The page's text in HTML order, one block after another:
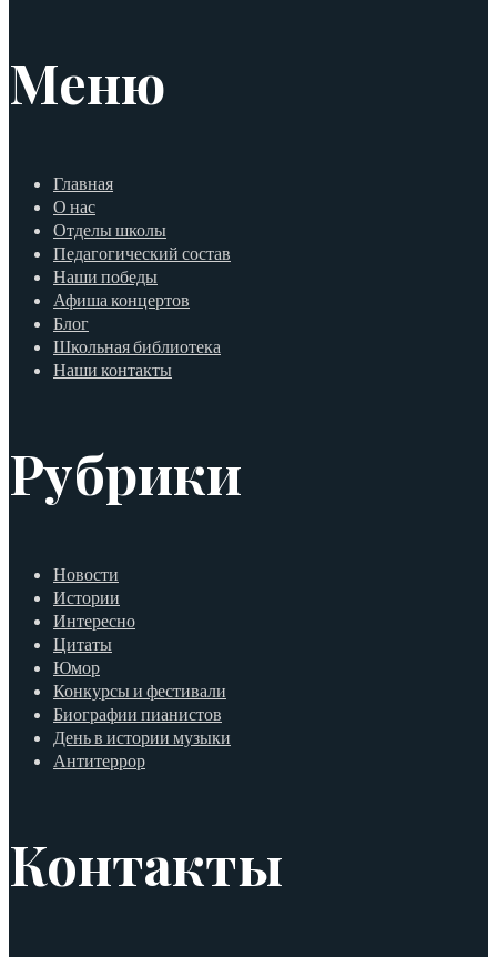
Меню
Главная
О нас
Отделы школы
Педагогический состав
Наши победы
Афиша концертов
Блог
Школьная библиотека
Наши контакты
Рубрики
Новости
Истории
Интересно
Цитаты
Юмор
Конкурсы и фестивали
Биографии пианистов
День в истории музыки
Антитеррор
Контакты